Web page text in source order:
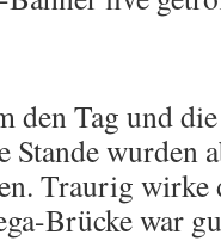
den Tag und
wurden
Traurig wirke
Brücke war